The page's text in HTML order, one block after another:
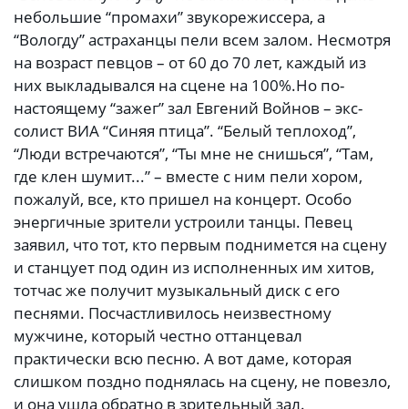
небольшие “промахи” звукорежиссера, а
“Вологду” астраханцы пели всем залом. Несмотря
на возраст певцов – от 60 до 70 лет, каждый из
них выкладывался на сцене на 100%.Но по-
настоящему “зажег” зал Евгений Войнов – экс-
солист ВИА “Синяя птица”. “Белый теплоход”,
“Люди встречаются”, “Ты мне не снишься”, “Там,
где клен шумит...” – вместе с ним пели хором,
пожалуй, все, кто пришел на концерт. Особо
энергичные зрители устроили танцы. Певец
заявил, что тот, кто первым поднимется на сцену
и станцует под один из исполненных им хитов,
тотчас же получит музыкальный диск с его
песнями. Посчастливилось неизвестному
мужчине, который честно оттанцевал
практически всю песню. А вот даме, которая
слишком поздно поднялась на сцену, не повезло,
и она ушла обратно в зрительный зал.